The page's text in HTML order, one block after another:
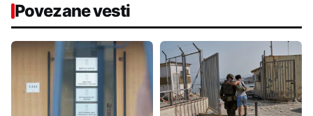
Povezane vesti